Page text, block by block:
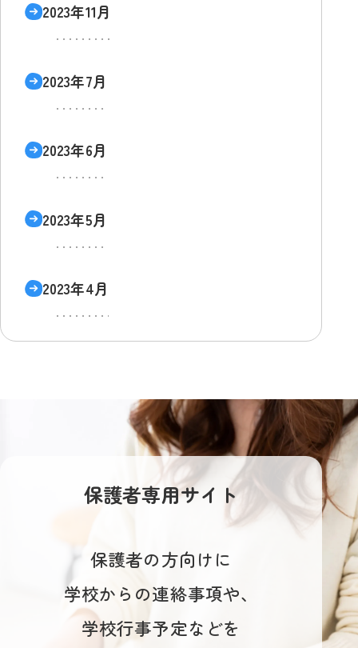
2023年11月
2023年7月
2023年6月
2023年5月
2023年4月
保護者専用サイト
保護者の方向けに
学校からの連絡事項や、
学校行事予定などを